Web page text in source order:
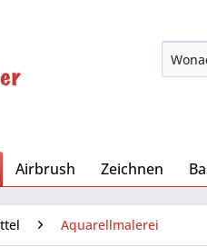
Airbrush Zeichnen
Aquarellmalerei